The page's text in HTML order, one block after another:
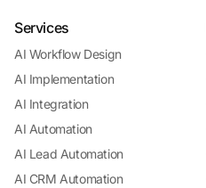
Services
AI Workflow Design
AI Implementation
AI Integration
AI Automation
AI Lead Automation
AI CRM Automation